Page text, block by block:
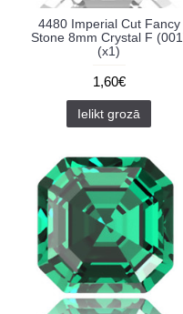
4480 Imperial Cut Fancy
Stone 8mm Crystal F
(x1)
1,60€
Ielikt grozā